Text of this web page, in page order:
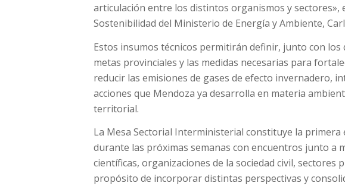
articulación entre los distintos organismos y sectores»,
Sostenibilidad del Ministerio de Energía y Ambiente,
Estos insumos técnicos permitirán definir, junto con
metas provinciales y las medidas necesarias para
reducir las emisiones de gases de efecto invernadero,
acciones que Mendoza ya desarrolla en materia
territorial.
La Mesa Sectorial Interministerial constituye la
durante las próximas semanas con encuentros junto a
científicas, organizaciones de la sociedad civil, sectores
propósito de incorporar distintas perspectivas y